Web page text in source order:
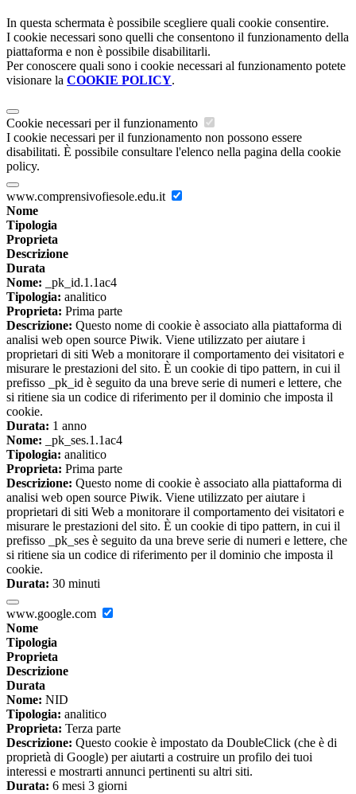
In questa schermata è possibile scegliere quali cookie consentire.
I cookie necessari sono quelli che consentono il funzionamento della
piattaforma e non è possibile disabilitarli.
Per conoscere quali sono i cookie necessari al funzionamento potete
visionare la COOKIE POLICY.
Cookie necessari per il funzionamento
I cookie necessari per il funzionamento non possono essere
disabilitati. È possibile consultare l'elenco nella pagina della cookie
policy.
www.comprensivofiesole.edu.it
Nome
Tipologia
Proprieta
Descrizione
Durata
Nome: _pk_id.1.1ac4
Tipologia: analitico
Proprieta: Prima parte
Descrizione: Questo nome di cookie è associato alla piattaforma di
analisi web open source Piwik. Viene utilizzato per aiutare i
proprietari di siti Web a monitorare il comportamento dei visitatori e
misurare le prestazioni del sito. È un cookie di tipo pattern, in cui il
prefisso _pk_id è seguito da una breve serie di numeri e lettere, che
si ritiene sia un codice di riferimento per il dominio che imposta il
cookie.
Durata: 1 anno
Nome: _pk_ses.1.1ac4
Tipologia: analitico
Proprieta: Prima parte
Descrizione: Questo nome di cookie è associato alla piattaforma di
analisi web open source Piwik. Viene utilizzato per aiutare i
proprietari di siti Web a monitorare il comportamento dei visitatori e
misurare le prestazioni del sito. È un cookie di tipo pattern, in cui il
prefisso _pk_ses è seguito da una breve serie di numeri e lettere, che
si ritiene sia un codice di riferimento per il dominio che imposta il
cookie.
Durata: 30 minuti
www.google.com
Nome
Tipologia
Proprieta
Descrizione
Durata
Nome: NID
Tipologia: analitico
Proprieta: Terza parte
Descrizione: Questo cookie è impostato da DoubleClick (che è di
proprietà di Google) per aiutarti a costruire un profilo dei tuoi
interessi e mostrarti annunci pertinenti su altri siti.
Durata: 6 mesi 3 giorni